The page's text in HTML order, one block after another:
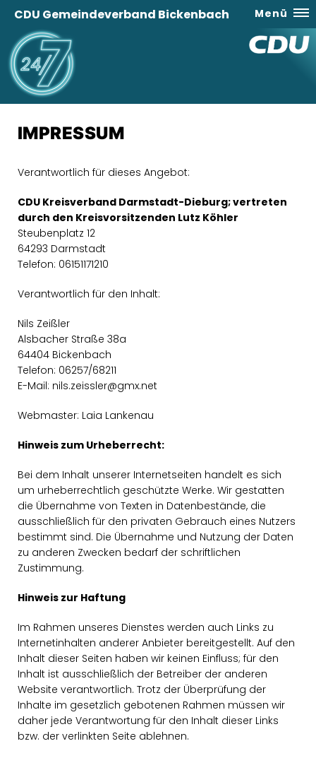
CDU Gemeindeverband Bickenbach Menü
IMPRESSUM
Verantwortlich für dieses Angebot:
CDU Kreisverband Darmstadt-Dieburg; vertreten
durch den Kreisvorsitzenden Lutz Köhler
Steubenplatz 12
64293 Darmstadt
Telefon: 06151171210
Verantwortlich für den Inhalt:
Nils Zeißler
Alsbacher Straße 38a
64404 Bickenbach
Telefon: 06257/68211
E-Mail: nils.zeissler@gmx.net
Webmaster: Laia Lankenau
Hinweis zum Urheberrecht:
Bei dem Inhalt unserer Internetseiten handelt es sich
um urheberrechtlich geschützte Werke. Wir gestatten
die Übernahme von Texten in Datenbestände, die
ausschließlich für den privaten Gebrauch eines Nutzers
bestimmt sind. Die Übernahme und Nutzung der Daten
zu anderen Zwecken bedarf der schriftlichen
Zustimmung.
Hinweis zur Haftung
Im Rahmen unseres Dienstes werden auch Links zu
Internetinhalten anderer Anbieter bereitgestellt. Auf den
Inhalt dieser Seiten haben wir keinen Einfluss; für den
Inhalt ist ausschließlich der Betreiber der anderen
Website verantwortlich. Trotz der Überprüfung der
Inhalte im gesetzlich gebotenen Rahmen müssen wir
daher jede Verantwortung für den Inhalt dieser Links
bzw. der verlinkten Seite ablehnen.